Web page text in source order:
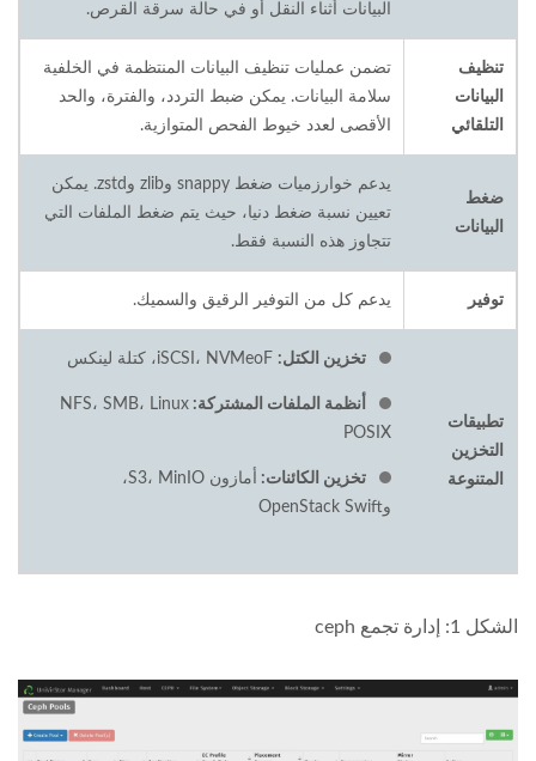
البيانات أثناء النقل أو في حالة سرقة القرص.
تنظيف
البيانات
التلقائي
تضمن عمليات تنظيف البيانات المنتظمة في الخلفية
سلامة البيانات. يمكن ضبط التردد، والفترة، والحد
الأقصى لعدد خيوط الفحص المتوازية.
ضغط
البيانات
يدعم خوارزميات ضغط snappy وzlib وzstd. يمكن
تعيين نسبة ضغط دنيا، حيث يتم ضغط الملفات التي
تتجاوز هذه النسبة فقط.
توفير يدعم كل من التوفير الرقيق والسميك.
تطبيقات
التخزين
المتنوعة
تخزين الكتل:
أنظمة الملفات المشتركة: NFS، SMB، Linux
POSIX
تخزين الكائنات:
أمازون S3، MinIO،
وOpenStack Swift
الشكل 1: إدارة تجمع ceph